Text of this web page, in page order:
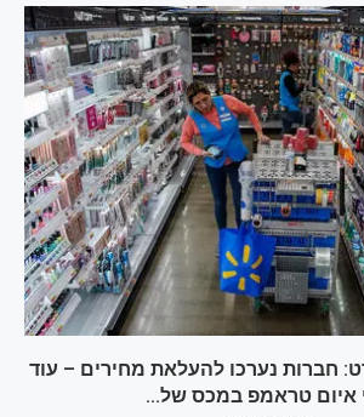
חברות נערכו להעלאת מחירים – עוד
איום טראמפ במכס של...